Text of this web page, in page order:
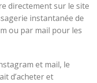
directement sur le site
instantanée de
ou par mail pour les
et mail, le
d’acheter et